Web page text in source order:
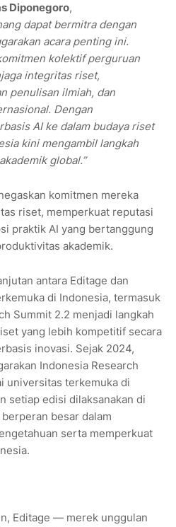
Diponegoro,
dapat bermitra dengan
acara penting ini.
kolektif perguruan
integritas riset,
penulisan ilmiah, dan
Dengan
AI ke dalam budaya riset
kini mengambil langkah
global.”
komitmen mereka
riset, memperkuat reputasi
praktik AI yang bertanggung
akademik.
antara Editage dan
di Indonesia, termasuk
Summit 2.2 menjadi langkah
yang lebih kompetitif secara
inovasi. Sejak 2024,
Indonesia Research
universitas terkemuka di
setiap edisi dilaksanakan di
besar dalam
serta memperkuat
Editage — merek unggulan